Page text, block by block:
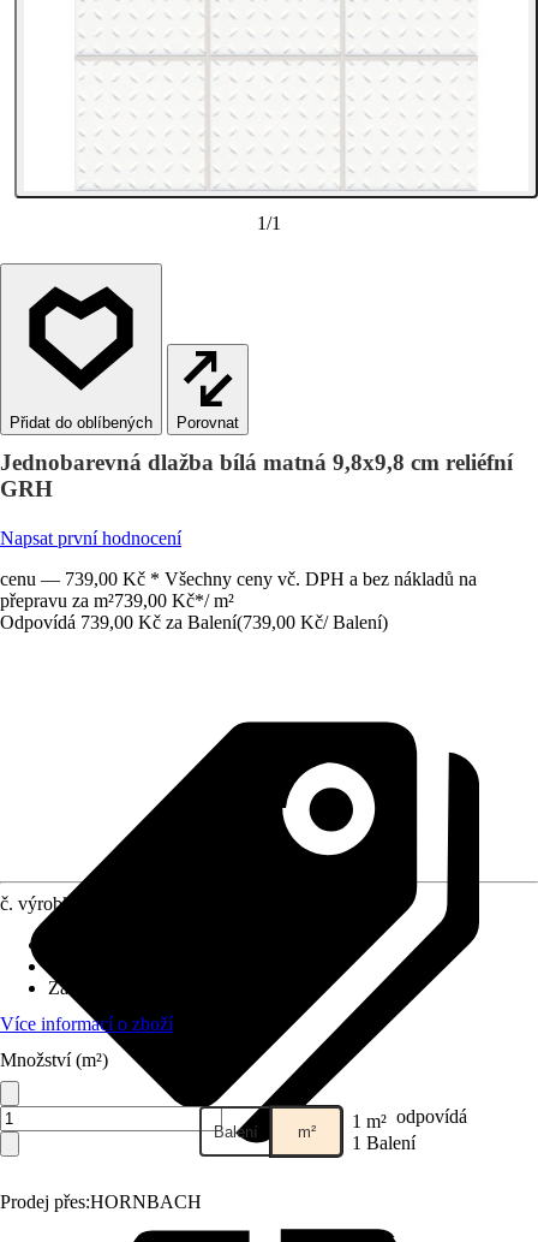
1/1
Porovnat
Jednobarevná dlažba bílá matná 9,8x9,8 cm reliéfní
GRH
Napsat první hodnocení
cenu — 739,00 Kč * Všechny ceny vč. DPH a bez nákladů na
přepravu za m²739,00 Kč*/ m²
Odpovídá 739,00 Kč za Balení(739,00 Kč/ Balení)
Prodej přes:HORNBACH
č. výrobku
Základní barva
Více informací o zboží
Množství (m²)
Balení m² 1 m² odpovídá
1 Balení